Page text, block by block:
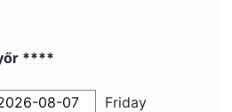
****
Friday